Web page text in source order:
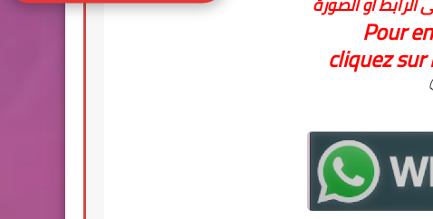
Pour
cliquez